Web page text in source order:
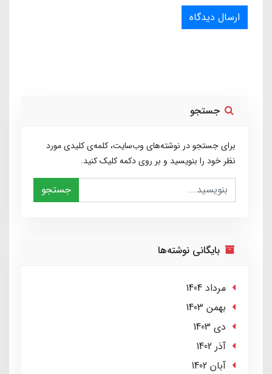
ارسال دیدگاه
جستجو
برای جستجو در نوشته‌های وب‌سایت، کلمه‌ی کلیدی مورد
نظر خود را بنویسید و بر روی دکمه کلیک کنید.
جستجو
بایگانی نوشته‌ها
مرداد 1404
بهمن 1403
دی 1403
آذر 1402
آبان 1402